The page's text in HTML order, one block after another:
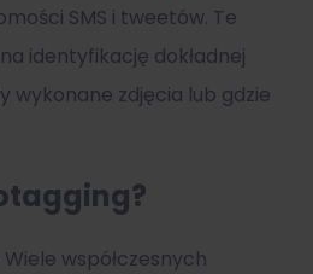
SMS i tweetów. Te
identyfikację dokładnej
wykonane zdjęcia lub gdzie
Wiele współczesnych